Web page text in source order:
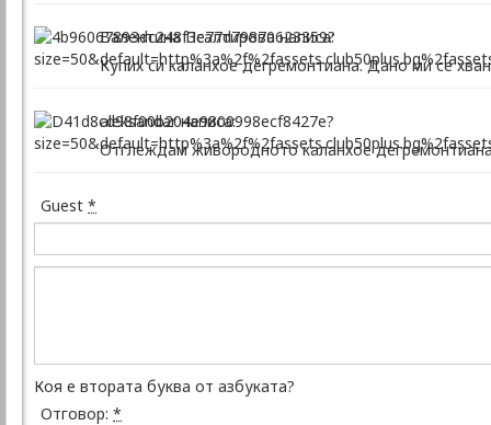
Валентина Псалтирова написа:
Купих си каланхое дегремонтиана. Дано ми се
aleksandar написа:
Отглеждам живородното каланхое
Guest *
Коя е втората буква от азбуката?
Отговор: *